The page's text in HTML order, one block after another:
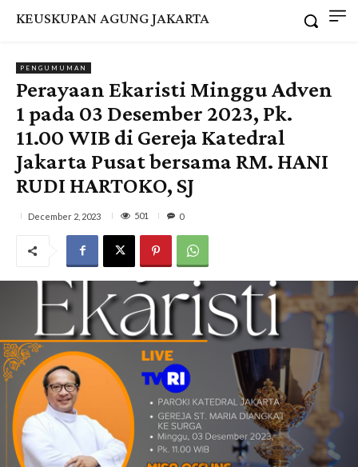
KEUSKUPAN AGUNG JAKARTA
PENGUMUMAN
Perayaan Ekaristi Minggu Adven
1 pada 03 Desember 2023, Pk.
11.00 WIB di Gereja Katedral
Jakarta Pusat bersama RM. HANI
RUDI HARTOKO, SJ
December 2, 2023 501 0